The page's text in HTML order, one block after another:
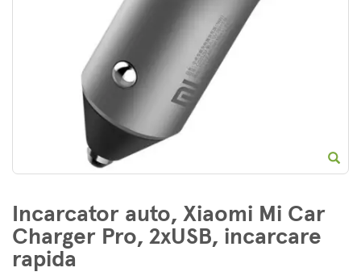
Incarcator auto, Xiaomi Mi Car
Charger Pro, 2xUSB, incarcare
rapida